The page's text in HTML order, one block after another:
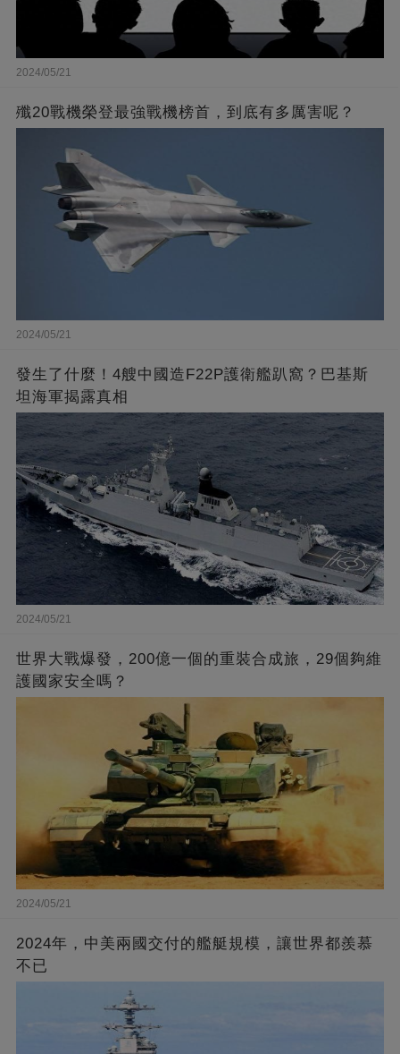
2024/05/21
殲20戰機榮登最強戰機榜首，到底有多厲害呢？
2024/05/21
發生了什麼！4艘中國造F22P護衛艦趴窩？巴基斯
坦海軍揭露真相
2024/05/21
世界大戰爆發，200億一個的重裝合成旅，29個夠維
護國家安全嗎？
2024/05/21
2024年，中美兩國交付的艦艇規模，讓世界都羨慕
不已